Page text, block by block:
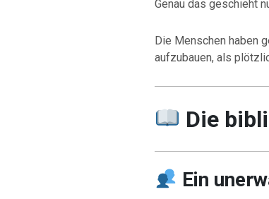
Genau das geschieht
Die Menschen haben
aufzubauen, als
Die
Ein